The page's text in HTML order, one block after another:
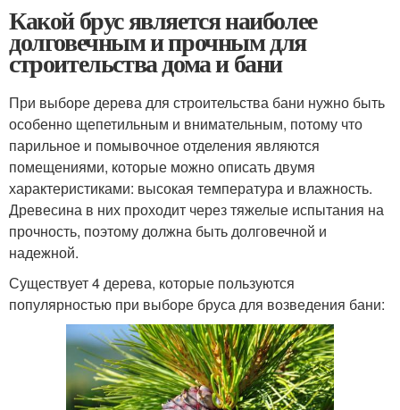
Какой брус является наиболее
долговечным и прочным для
строительства дома и бани
При выборе дерева для строительства бани нужно быть
особенно щепетильным и внимательным, потому что
парильное и помывочное отделения являются
помещениями, которые можно описать двумя
характеристиками: высокая температура и влажность.
Древесина в них проходит через тяжелые испытания на
прочность, поэтому должна быть долговечной и
надежной.
Существует 4 дерева, которые пользуются
популярностью при выборе бруса для возведения бани: